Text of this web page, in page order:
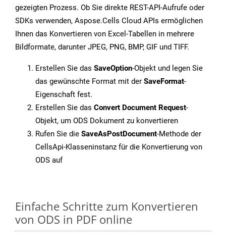
gezeigten Prozess. Ob Sie direkte REST-API-Aufrufe oder
SDKs verwenden, Aspose.Cells Cloud APIs ermöglichen
Ihnen das Konvertieren von Excel-Tabellen in mehrere
Bildformate, darunter JPEG, PNG, BMP, GIF und TIFF.
Erstellen Sie das SaveOption-Objekt und legen Sie
das gewünschte Format mit der SaveFormat-
Eigenschaft fest.
Erstellen Sie das Convert Document Request-
Objekt, um ODS Dokument zu konvertieren
Rufen Sie die SaveAsPostDocument-Methode der
CellsApi-Klasseninstanz für die Konvertierung von
ODS auf
Einfache Schritte zum Konvertieren
von ODS in PDF online